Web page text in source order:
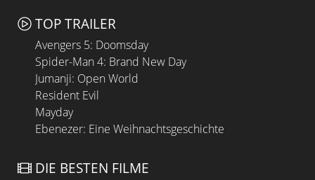
TOP TRAILER
Avengers 5: Doomsday
Spider-Man 4: Brand New Day
Jumanji: Open World
Resident Evil
Mayday
Ebenezer: Eine Weihnachtsgeschichte
DIE BESTEN FILME